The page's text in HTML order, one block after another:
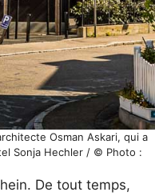
Osman Askari, qui a
Sonja Hechler / © Photo :
De tout temps,